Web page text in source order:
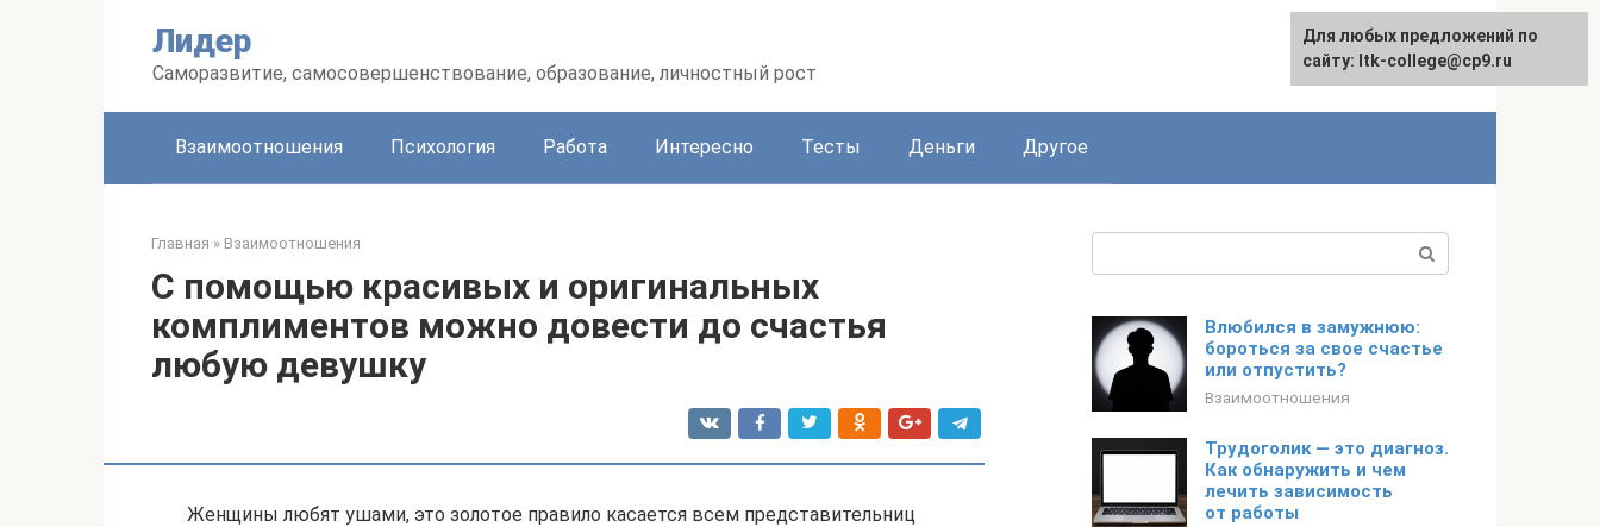
Лидер
Саморазвитие, самосовершенствование, образование, личностный рост
Взаимоотношения Психология Работа Интересно Тесты Деньги Другое
Главная » Взаимоотношения
С помощью красивых и оригинальных
комплиментов можно довести до счастья
любую девушку
Женщины любят ушами, это золотое правило касается всем представительниц
Влюбился в замужнюю:
бороться за свое счастье
или отпустить?
Взаимоотношения
Трудоголик — это диагноз.
Как обнаружить и чем
лечить зависимость
от работы
Для любых предложений по
сайту: ltk-college@cp9.ru